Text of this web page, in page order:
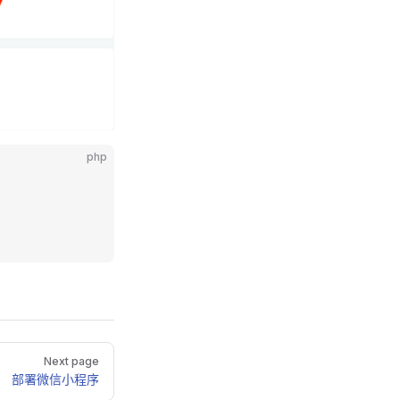
php
Next page
部署微信小程序